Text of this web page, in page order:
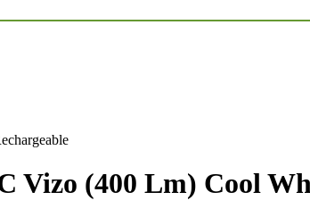
Vizo (400 Lm) Cool